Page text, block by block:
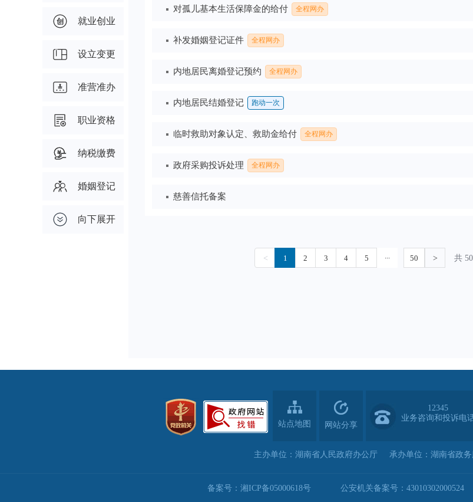
就业创业
设立变更
准营准办
职业资格
纳税缴费
婚姻登记
向下展开
站点地图 网站分享
12345
业务咨询和投诉电
主办单位：湖南省人民政府办公厅 承办单位：湖南省政
备案号：湘ICP备05000618号 公安机关备案号：43010302000524